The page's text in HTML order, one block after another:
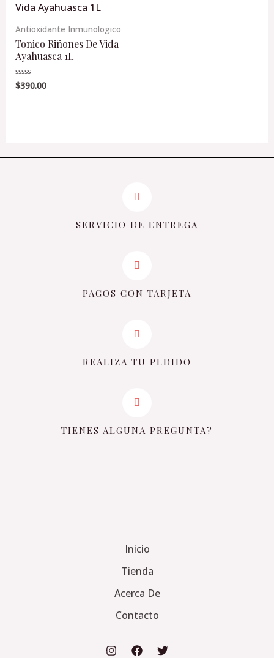
Antioxidante Inmunologico
Tonico Riñones De Vida
Ayahuasca 1L
Valorado
en
$390.00
SERVICIO DE ENTREGA
PAGOS CON TARJETA
REALIZA TU PEDIDO
TIENES ALGUNA PREGUNTA?
Inicio
Tienda
Acerca De
Contacto